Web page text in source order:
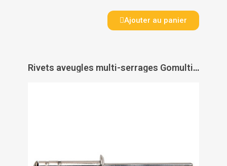
Ajouter au panier
Rivets aveugles multi-serrages Gomulti corps alu tige acier zingué - DEGOMETAL